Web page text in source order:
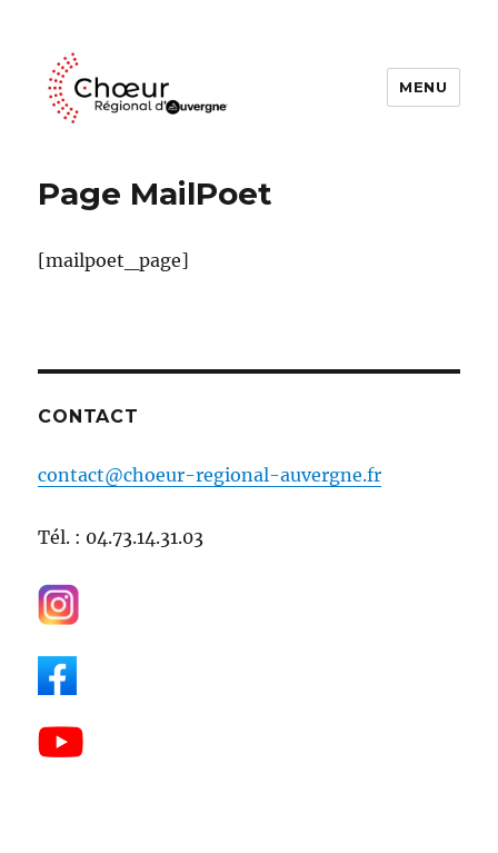
MENU
Page MailPoet
[mailpoet_page]
CONTACT
contact@choeur-regional-auvergne.fr
Tél. : 04.73.14.31.03